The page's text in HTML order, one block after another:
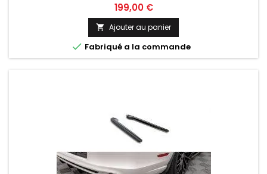
Prix
199,00 €
 Ajouter au panier
 Fabriqué a la commande